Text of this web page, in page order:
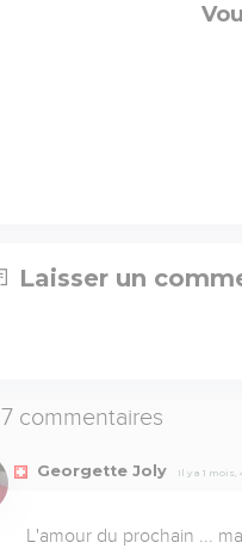
Laisser un
7 commentaires
Georgette Joly Il y a 1
L'amour du prochain ...